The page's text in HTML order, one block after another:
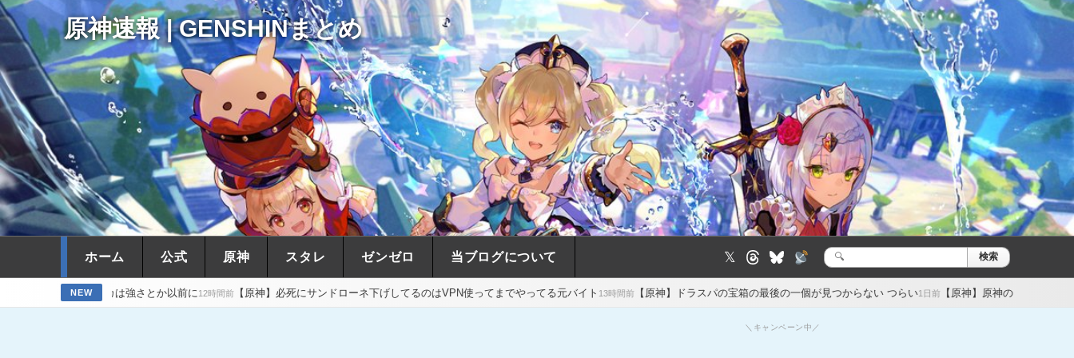
原神速報 | GENSHINまとめ
ホーム 公式 原神 スタレ ゼンゼロ 当ブログについて 𝕏
検
検索
NEW
カは強さとか以前に 12時間前【原神】必死にサンドローネ下げしてるのはVPN使ってまでやってる元バイト13時間前【原神】ドラスパの宝箱の最後の一個が見つからない つらい1日前【原神】原神のセルランが強すぎる…スタレの
＼キャンペーン中／